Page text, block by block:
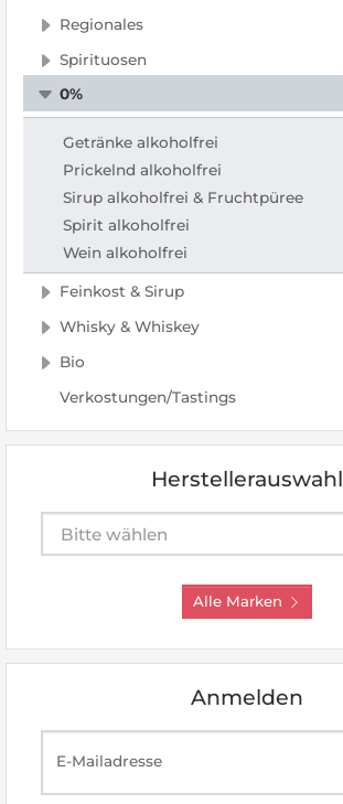
Regionales
Spirituosen
0%
Getränke alkoholfrei
Prickelnd alkoholfrei
Sirup alkoholfrei & Fruchtpüree
Spirit alkoholfrei
Wein alkoholfrei
Feinkost & Sirup
Whisky & Whiskey
Bio
Verkostungen/Tastings
Herstellerauswahl
Alle Marken
Anmelden
E-Mailadresse